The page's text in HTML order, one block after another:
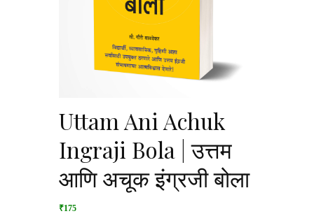
Uttam Ani Achuk
Ingraji Bola | उत्तम
आणि अचूक इंग्रजी बोला
₹175